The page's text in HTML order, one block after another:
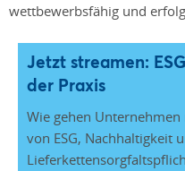
wettbewerbsfähig und
Jetzt streamen:
der Praxis
Wie gehen
von ESG, Nachhaltigkeit